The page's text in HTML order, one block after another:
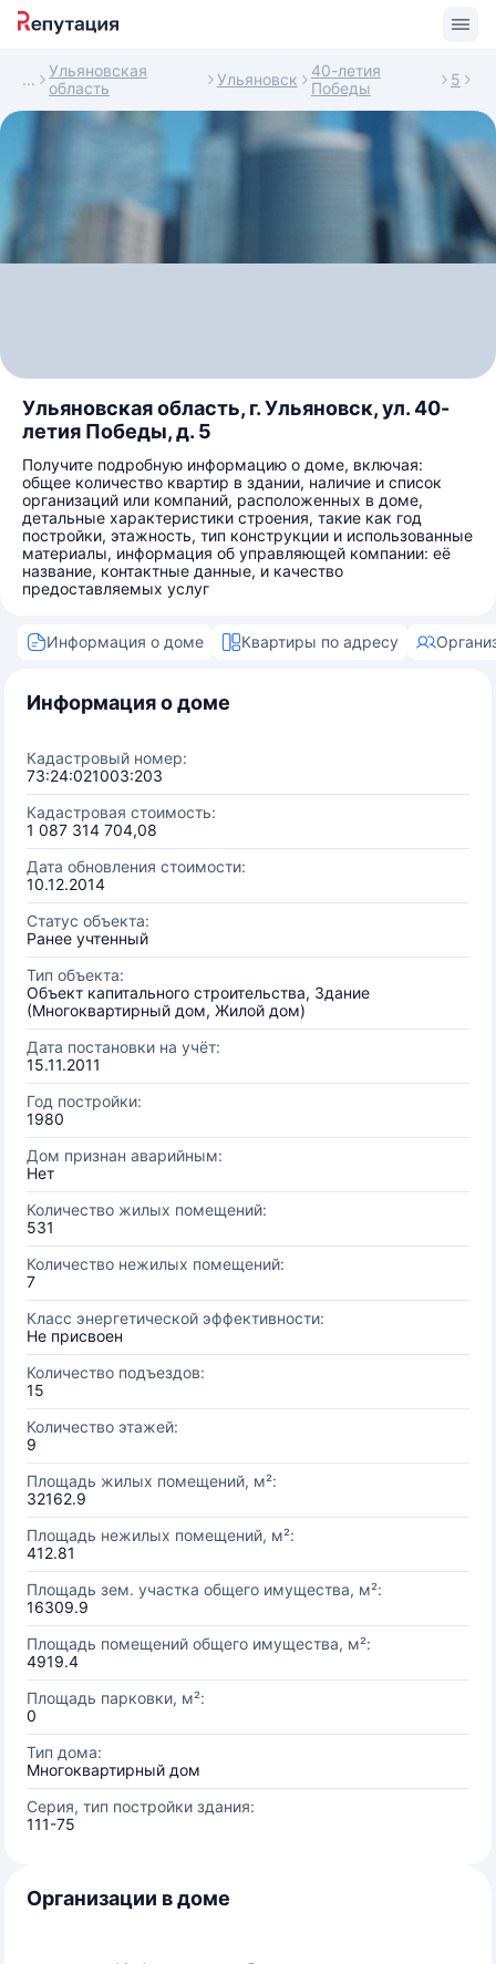
Ульяновская
область
Ульяновск
40-летия
Победы
5
Ульяновская область, г. Ульяновск, ул. 40-
летия Победы, д. 5
Получите подробную информацию о доме, включая:
общее количество квартир в здании, наличие и список
организаций или компаний, расположенных в доме,
детальные характеристики строения, такие как год
постройки, этажность, тип конструкции и использованные
материалы, информация об управляющей компании: её
название, контактные данные, и качество
предоставляемых услуг
Информация о доме Квартиры по адресу
Информация о доме
Кадастровый номер:
73:24:021003:203
Кадастровая стоимость:
1 087 314 704,08
Дата обновления стоимости:
10.12.2014
Статус объекта:
Ранее учтенный
Тип объекта:
Объект капитального строительства, Здание
(Многоквартирный дом, Жилой дом)
Дата постановки на учёт:
15.11.2011
Год постройки:
1980
Дом признан аварийным:
Нет
Количество жилых помещений:
531
Количество нежилых помещений:
7
Класс энергетической эффективности:
Не присвоен
Количество подъездов:
15
Количество этажей:
9
Площадь жилых помещений, м²:
32162.9
Площадь нежилых помещений, м²:
412.81
Площадь зем. участка общего имущества, м²:
16309.9
Площадь помещений общего имущества, м²:
4919.4
Площадь парковки, м²:
0
Тип дома:
Многоквартирный дом
Серия, тип постройки здания:
111-75
Организации в доме